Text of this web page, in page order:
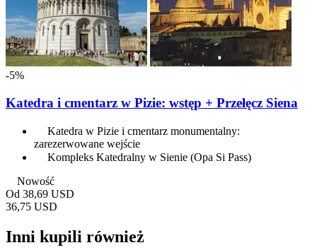
-5%
Katedra i cmentarz w Pizie: wstęp + Przełęcz Siena
Katedra w Pizie i cmentarz monumentalny:
zarezerwowane wejście
Kompleks Katedralny w Sienie (Opa Si Pass)
Nowość
Od 38,69 USD
36,75 USD
Inni kupili również